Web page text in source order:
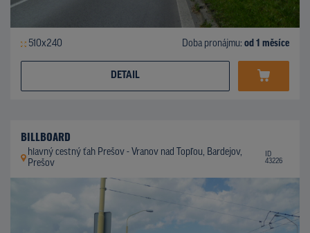
510x240 Doba pronájmu: od 1 měsíce
DETAIL
BILLBOARD
hlavný cestný ťah Prešov - Vranov nad Topľou, Bardejov,
Prešov
ID
43226